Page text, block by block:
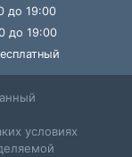
до 19:00
до 19:00
условиях